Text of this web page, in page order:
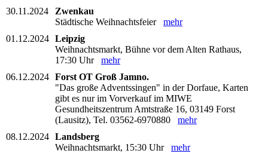
30.11.2024
Zwenkau
Städtische Weihnachtsfeier mehr
01.12.2024 Leipzig
Weihnachtsmarkt, Bühne vor dem Alten Rathaus,
17:30 Uhr mehr
06.12.2024 Forst OT Groß Jamno.
"Das große Adventssingen" in der Dorfaue, Karten
gibt es nur im Vorverkauf im MIWE
Gesundheitszentrum Amtstraße 16, 03149 Forst
(Lausitz), Tel. 03562-6970880 mehr
08.12.2024 Landsberg
Weihnachtsmarkt, 15:30 Uhr mehr